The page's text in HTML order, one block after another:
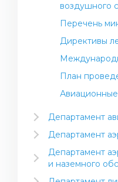
воздушного
Перечень
Директивы
План
Департамент
ИКАО
ИКАО)
Контроль и
Департамент
полетов (МЕТ)
Обеспечение
Департамент
и наземного
Стандарты и